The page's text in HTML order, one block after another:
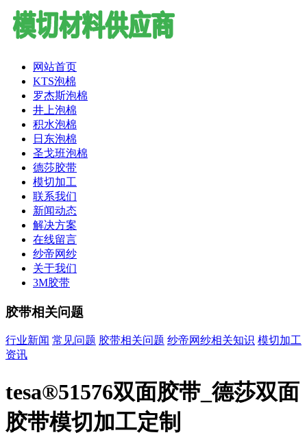
网站首页
KTS泡棉
罗杰斯泡棉
井上泡棉
积水泡棉
日东泡棉
圣戈班泡棉
德莎胶带
模切加工
联系我们
新闻动态
解决方案
在线留言
纱帝网纱
关于我们
3M胶带
胶带相关问题
行业新闻 常见问题 胶带相关问题 纱帝网纱相关知识 模切加工
资讯
tesa®51576双面胶带_德莎双面
胶带模切加工定制